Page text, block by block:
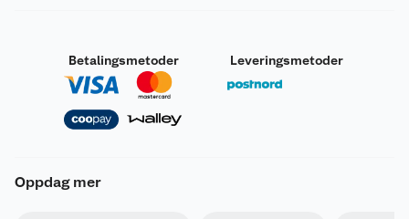
Betalingsmetoder Leveringsmetoder
Oppdag mer